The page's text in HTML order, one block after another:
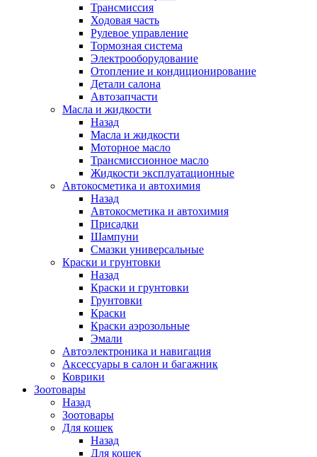
Трансмиссия
Ходовая часть
Рулевое управление
Тормозная система
Электрооборудование
Отопление и кондиционирование
Детали салона
Автозапчасти
Масла и жидкости
Назад
Масла и жидкости
Моторное масло
Трансмиссионное масло
Жидкости эксплуатационные
Автокосметика и автохимия
Назад
Автокосметика и автохимия
Присадки
Шампуни
Смазки универсальные
Краски и грунтовки
Назад
Краски и грунтовки
Грунтовки
Краски
Краски аэрозольные
Эмали
Автоэлектроника и навигация
Аксессуары в салон и багажник
Коврики
Зоотовары
Назад
Зоотовары
Для кошек
Назад
Для кошек